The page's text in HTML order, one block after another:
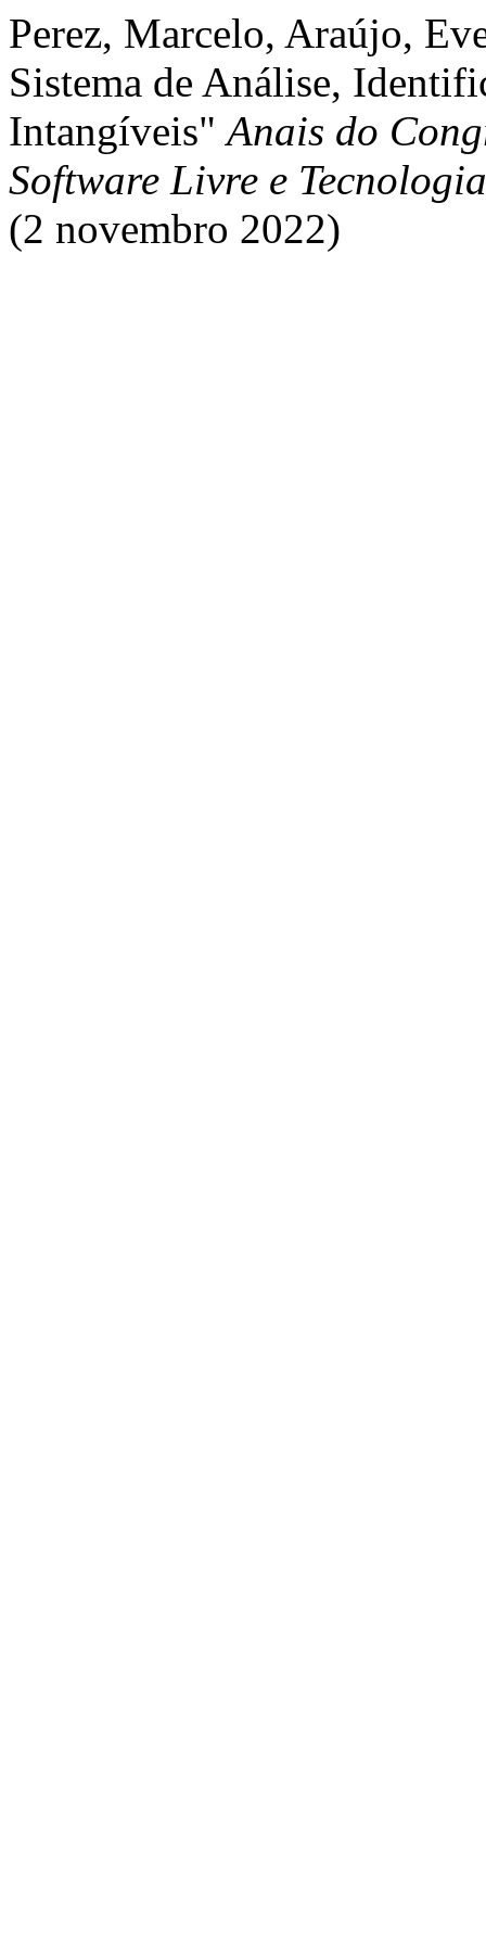
Perez, Marcelo, Araújo,
Sistema de Análise,
Intangíveis"Anais do
Software Livre e
(2 novembro 2022)